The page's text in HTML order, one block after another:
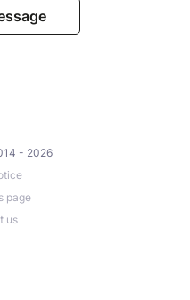
- 2026
page
us